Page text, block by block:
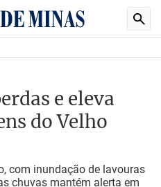
e eleva
do Velho
com inundação de lavouras
chuvas mantém alerta em